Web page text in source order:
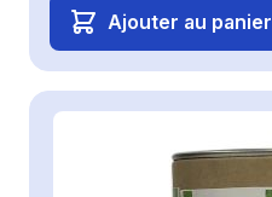
Ajouter au panier